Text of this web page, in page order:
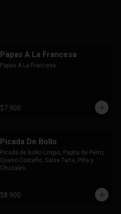
Papas A La Francesa
Papas A La Francesa
$7.900
Picada De Bollo
Picada de Bollo Limpio, Papita de Perro,
Queso Costeño, Salsa Tarta, Piña y
Chuzales.
$8.900